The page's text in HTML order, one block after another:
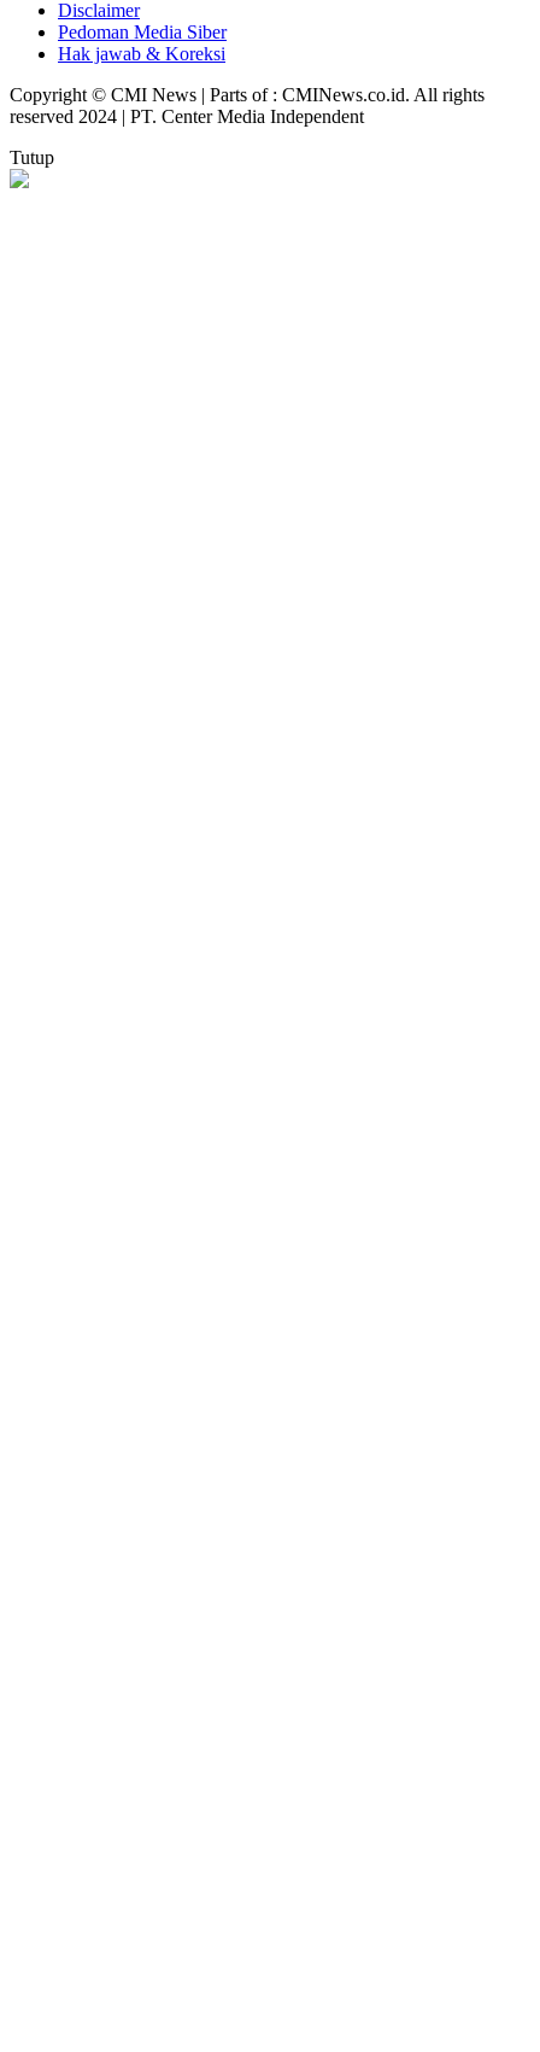
Disclaimer
Pedoman Media Siber
Hak jawab & Koreksi
Copyright © CMI News | Parts of : CMINews.co.id. All rights
reserved 2024 | PT. Center Media Independent
Tutup